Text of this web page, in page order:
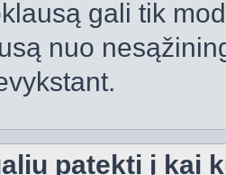
gali tik
nuo
patekti į kai